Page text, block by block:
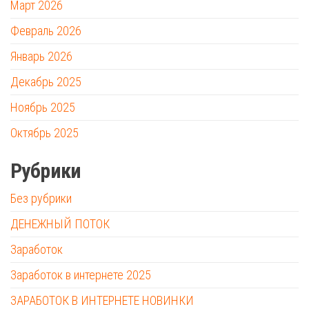
Март 2026
Февраль 2026
Январь 2026
Декабрь 2025
Ноябрь 2025
Октябрь 2025
Рубрики
Без рубрики
ДЕНЕЖНЫЙ ПОТОК
Заработок
Заработок в интернете 2025
ЗАРАБОТОК В ИНТЕРНЕТЕ НОВИНКИ